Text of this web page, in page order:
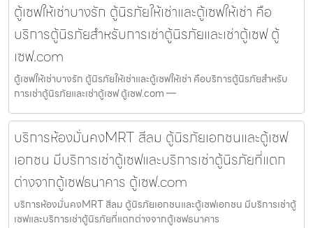
ตู้เซฟให้เช่าบางรัก ตู้นิรภัยให้เช่าและตู้เซฟให้เช่า คือ
บริการตู้นิรภัยสำหรับการเช่าตู้นิรภัยและเช่าตู้เซฟ ตู้
เซฟ.com
ตู้เซฟให้เช่าบางรัก ตู้นิรภัยให้เช่าและตู้เซฟให้เช่า คือบริการตู้นิรภัยสำหรับ
การเช่าตู้นิรภัยและเช่าตู้เซฟ ตู้เซฟ.com —
บริการห้องมั่นคงMRT สีลม ตู้นิรภัยเอกชนและตู้เซฟ
เอกชน มีบริการเช่าตู้เซฟและบริการเช่าตู้นิรภัยที่แตก
ต่างจากตู้เซฟธนาคาร ตู้เซฟ.com
บริการห้องมั่นคงMRT สีลม ตู้นิรภัยเอกชนและตู้เซฟเอกชน มีบริการเช่าตู้
เซฟและบริการเช่าตู้นิรภัยที่แตกต่างจากตู้เซฟธนาคาร